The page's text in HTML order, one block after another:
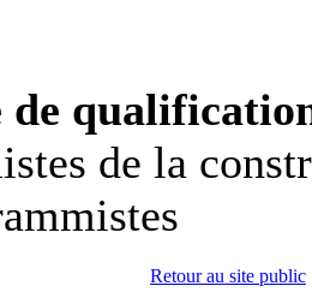
de
de la
Retour au site public